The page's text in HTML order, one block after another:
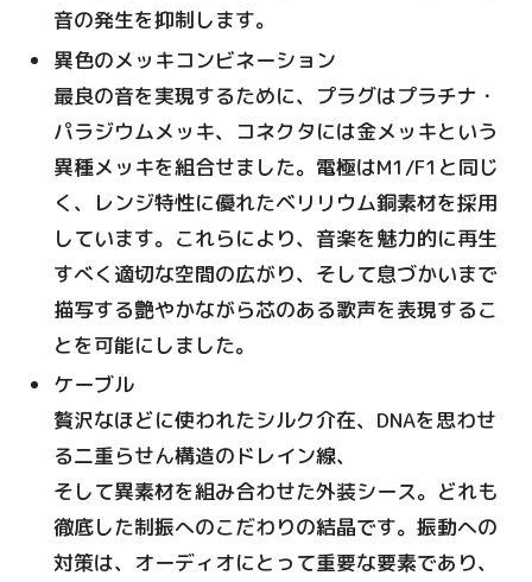
音の発生を抑制します。
異色のメッキコンビネーション
最良の音を実現するために、プラグはプラチナ・
パラジウムメッキ、コネクタには金メッキという
異種メッキを組合せました。電極はM1/F1と同じ
く、レンジ特性に優れたベリリウム銅素材を採用
しています。これらにより、音楽を魅力的に再生
すべく適切な空間の広がり、そして息づかいまで
描写する艶やかながら芯のある歌声を表現するこ
とを可能にしました。
ケーブル
贅沢なほどに使われたシルク介在、DNAを思わせ
る二重らせん構造のドレイン線、
そして異素材を組み合わせた外装シース。どれも
徹底した制振へのこだわりの結晶です。振動への
対策は、オーディオにとって重要な要素であり、